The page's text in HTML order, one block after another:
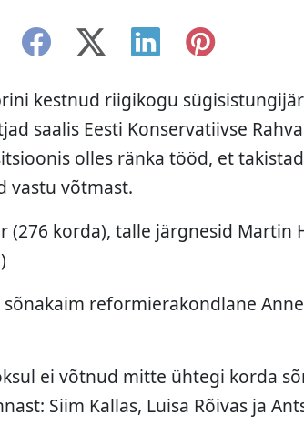
kestnud riigikogu
saalis Eesti Konservatiivse
olles ränka tööd, et
vastu võtmast.
(276 korda), talle järgnesid Martin
reformierakondlane
ei võtnud mitte ühtegi korda
Siim Kallas, Luisa Rõivas ja